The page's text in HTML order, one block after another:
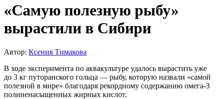
«Самую полезную рыбу»
вырастили в Сибири
Автор: Ксения Тимакова
В ходе эксперимента по аквакультуре удалось вырастить уже
до 3 кг путоранского гольца — рыбу, которую назвали «самой
полезной в мире» благодаря рекордному содержанию омега-3
полиненасыщенных жирных кислот.